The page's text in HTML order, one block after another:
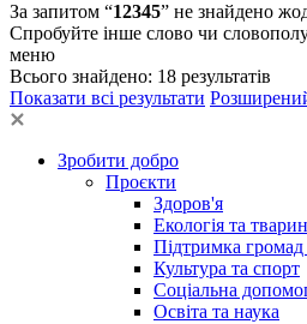
За запитом “12345” не знайдено
Спробуйте інше слово чи
меню
Всього знайдено: 18 результатів
Показати всі результати
Зробити добро
Проєкти
Здоров'я
Екологія та
Підтримка громад
Культура та спорт
Соціальна
Освіта та наука